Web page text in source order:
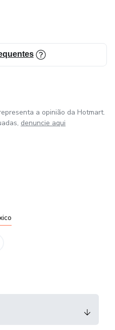
a opinião da Hotmart.
denuncie aqui